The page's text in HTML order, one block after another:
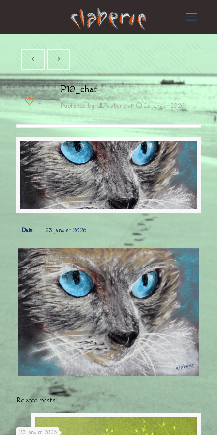
0
P10_chat
Published by claberic at 23 janvier 2026
Date 23 janvier 2026
Related posts
23 janvier 2026